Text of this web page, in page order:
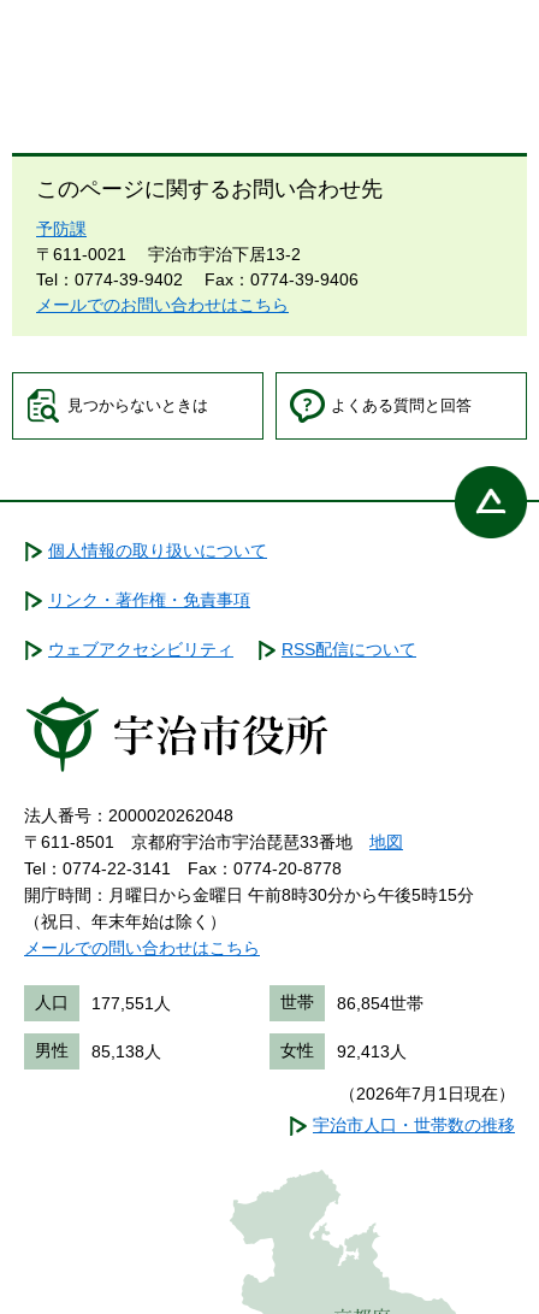
このページに関するお問い合わせ先
予防課
〒611-0021
宇治市宇治下居13-2
Tel：0774-39-9402
Fax：0774-39-9406
メールでのお問い合わせはこちら
見つからないときは よくある質問と回答
個人情報の取り扱いについて
リンク・著作権・免責事項
ウェブアクセシビリティ RSS配信について
法人番号：2000020262048
〒611-8501 京都府宇治市宇治琵琶33番地 地図
Tel：0774-22-3141
Fax：0774-20-8778
開庁時間：月曜日から金曜日 午前8時30分から午後5時15分
（祝日、年末年始は除く）
メールでの問い合わせはこちら
人口 177,551人 世帯 86,854世帯
男性 85,138人 女性 92,413人
（2026年7月1日現在）
宇治市人口・世帯数の推移